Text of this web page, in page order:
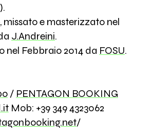
e masterizzato nel
J.Andreini.
nel Febbraio 2014 da FOSU.
/ PENTAGON BOOKING
Mob: +39 349 4323062
/